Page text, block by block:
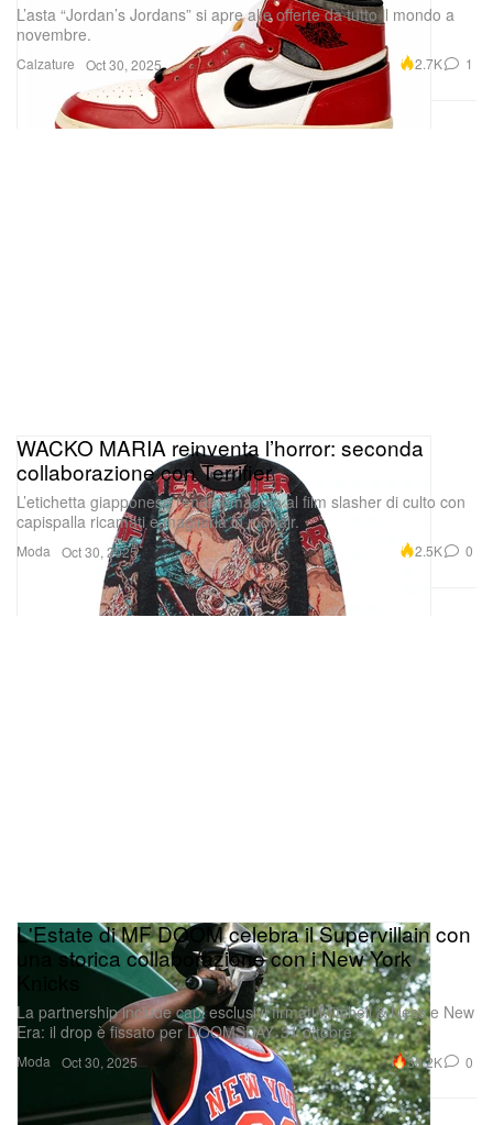
Calzature
L’asta “Jordan’s Jordans” si apre alle offerte da tutto il mondo a
novembre.
Oct 30, 2025 2.7K 1
Moda
WACKO MARIA reinventa l’horror: seconda
collaborazione con Terrifier
L’etichetta giapponese rende omaggio al film slasher di culto con
capispalla ricamati e maglieria in mohair.
Oct 30, 2025 2.5K 0
Moda
L'Estate di MF DOOM celebra il Supervillain con
una storica collaborazione con i New York
La partnership include capi esclusivi firmati Mitchell & Ness e New
Era: il drop è fissato per DOOMSDAY, 31 ottobre.
Oct 30, 2025 30.2K 0